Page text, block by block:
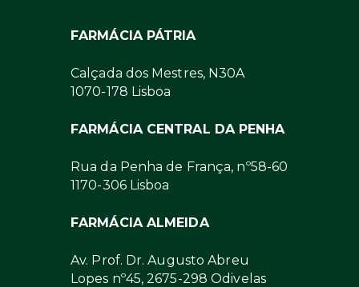
FARMÁCIA PÁTRIA
Calçada dos Mestres, N30A
1070-178 Lisboa
FARMÁCIA CENTRAL DA PENHA
Rua da Penha de França, nº58-60
1170-306 Lisboa
FARMÁCIA ALMEIDA
Av. Prof. Dr. Augusto Abreu
Lopes nº45, 2675-298 Odivelas